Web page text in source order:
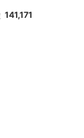
141,171